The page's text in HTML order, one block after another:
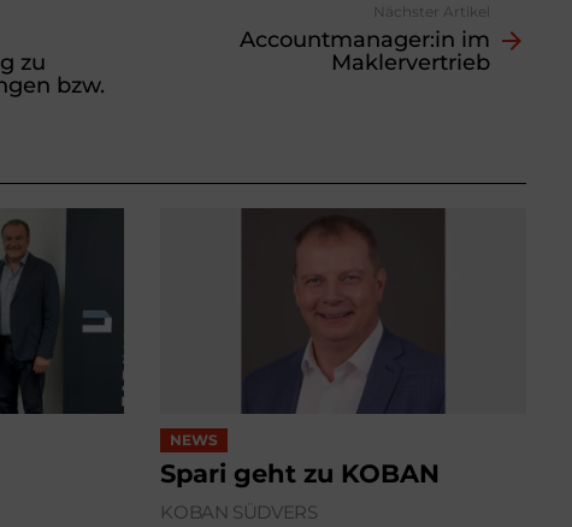
zu
bzw.
Nächster Artikel
Account­manager:in im
Maklervertrieb
NEWS
Spari geht zu KOBAN
KOBAN SÜDVERS